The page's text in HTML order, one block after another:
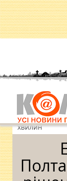
Головна »
Полтавської
хвилин